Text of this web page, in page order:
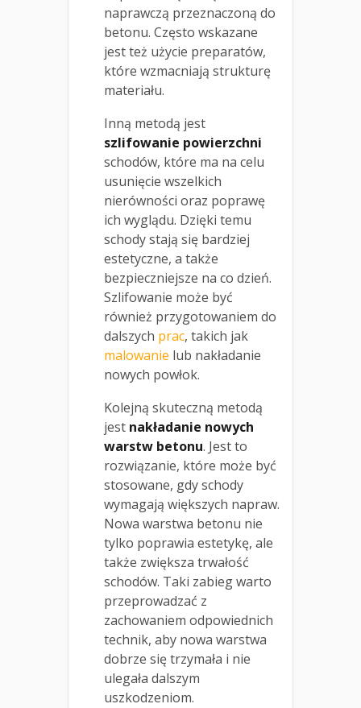
naprawczą przeznaczoną do
betonu. Często wskazane
jest też użycie preparatów,
które wzmacniają strukturę
materiału.
Inną metodą jest
szlifowanie powierzchni
schodów, które ma na celu
usunięcie wszelkich
nierówności oraz poprawę
ich wyglądu. Dzięki temu
schody stają się bardziej
estetyczne, a także
bezpieczniejsze na co dzień.
Szlifowanie może być
również przygotowaniem do
dalszych prac, takich jak
malowanie lub nakładanie
nowych powłok.
Kolejną skuteczną metodą
jest nakładanie nowych
warstw betonu. Jest to
rozwiązanie, które może być
stosowane, gdy schody
wymagają większych napraw.
Nowa warstwa betonu nie
tylko poprawia estetykę, ale
także zwiększa trwałość
schodów. Taki zabieg warto
przeprowadzać z
zachowaniem odpowiednich
technik, aby nowa warstwa
dobrze się trzymała i nie
ulegała dalszym
uszkodzeniom.